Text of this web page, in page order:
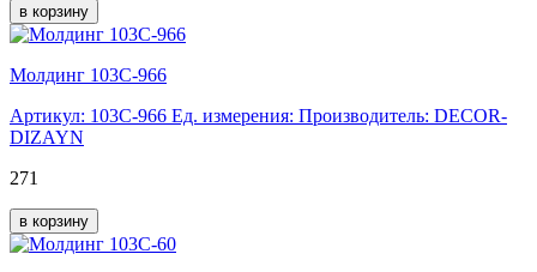
в корзину
Молдинг 103C-966
Артикул: 103C-966 Ед. измерения: Производитель: DECOR-
DIZAYN
271
в корзину